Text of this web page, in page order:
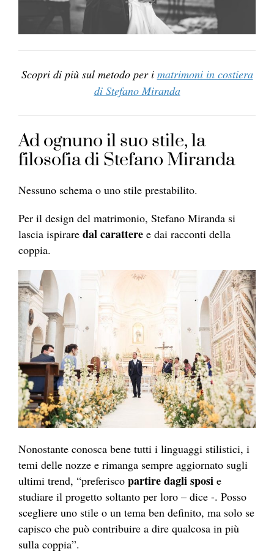
Scopri di più sul metodo per i matrimoni in costiera
di Stefano Miranda
Ad ognuno il suo stile, la
filosofia di Stefano Miranda
Nessuno schema o uno stile prestabilito.
Per il design del matrimonio, Stefano Miranda si
lascia ispirare dal carattere e dai racconti della
coppia.
Nonostante conosca bene tutti i linguaggi stilistici, i
temi delle nozze e rimanga sempre aggiornato sugli
ultimi trend, “preferisco partire dagli sposi e
studiare il progetto soltanto per loro – dice -. Posso
scegliere uno stile o un tema ben definito, ma solo se
capisco che può contribuire a dire qualcosa in più
sulla coppia”.